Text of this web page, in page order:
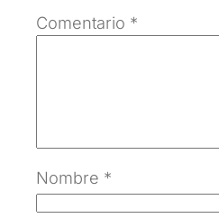
Comentario *
Nombre *